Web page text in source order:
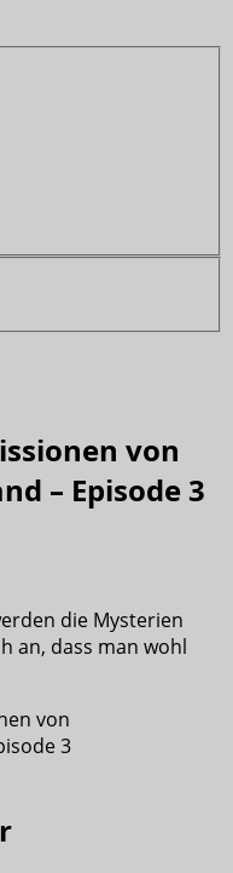
von
– Episode 3
die Mysterien
an, dass man wohl